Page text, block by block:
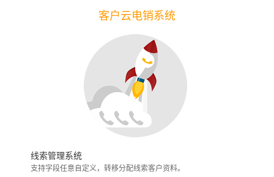
客户云电销系统
线索管理系统
支持字段任意自定义，转移分配线索客户资料。